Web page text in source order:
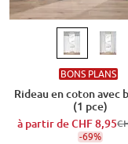
BONS PLANS
Rideau en coton avec
(1 pce)
à partir deCHF 8,95
-69%